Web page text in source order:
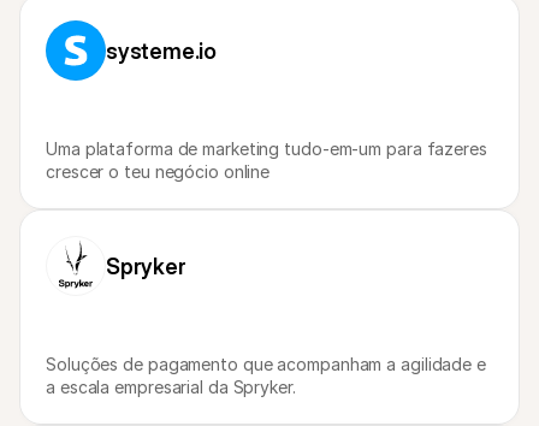
systeme.io
Uma plataforma de marketing tudo-em-um para fazeres
crescer o teu negócio online
Spryker
Soluções de pagamento que acompanham a agilidade e
a escala empresarial da Spryker.
Para compradores
Saiba porque é que a Mollie está no seu extrato bancário
Para clientes Mollie
Contacte a nossa equipa de apoio ao cliente